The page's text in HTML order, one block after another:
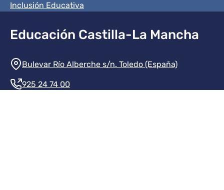
Inclusión Educativa
Educación Castilla-La Mancha
Información de la institución
Bulevar Río Alberche s/n. Toledo (España)
925 24 74 00